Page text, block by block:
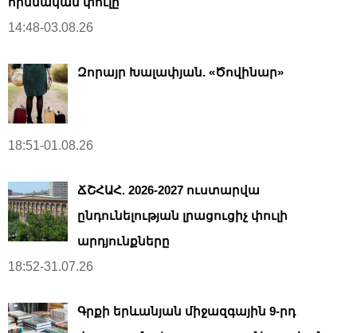
14:48-03.08.26
Զորայր Խալափյան. «Ծովինար»
18:51-01.08.26
ՃՇՀԱՀ. 2026-2027 ուստարվա
ընդունելության լրացուցիչ փուլի
արդյունքները
18:52-31.07.26
Գրքի երևանյան միջազգային 9-րդ